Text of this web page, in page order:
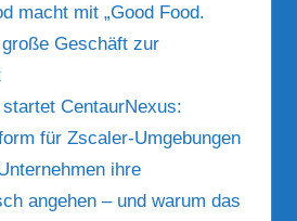
macht mit „Good Food.
Geschäft zur
CentaurNexus:
für Zscaler-Umgebungen
ihre
angehen – und warum das